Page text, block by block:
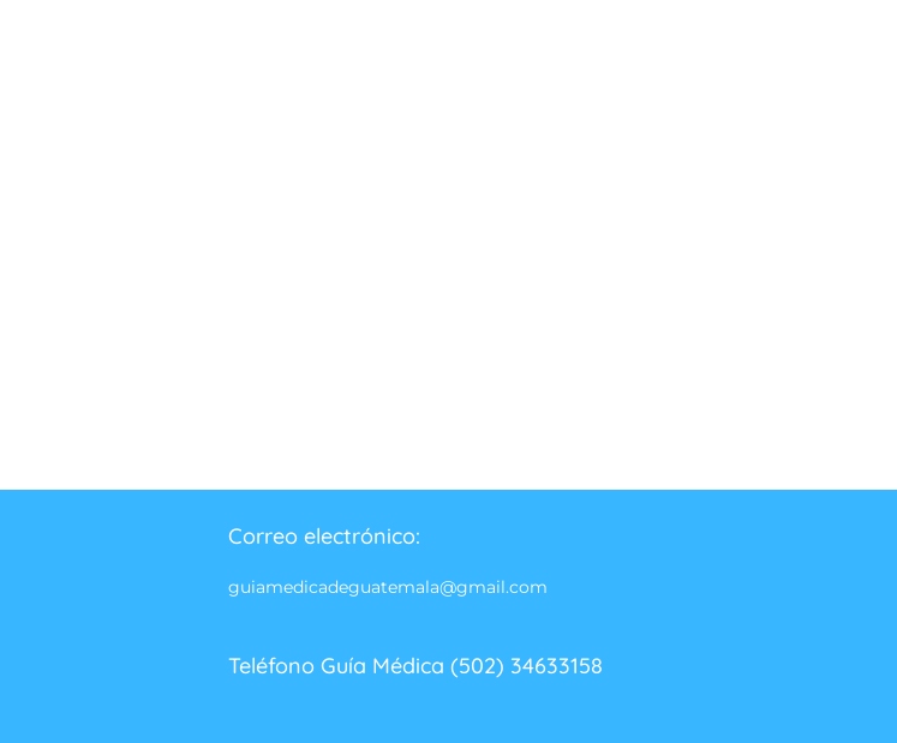
Correo electrónico:
guiamedicadeguatemala@gmail.com
Teléfono Guía Médica (502) 34633158